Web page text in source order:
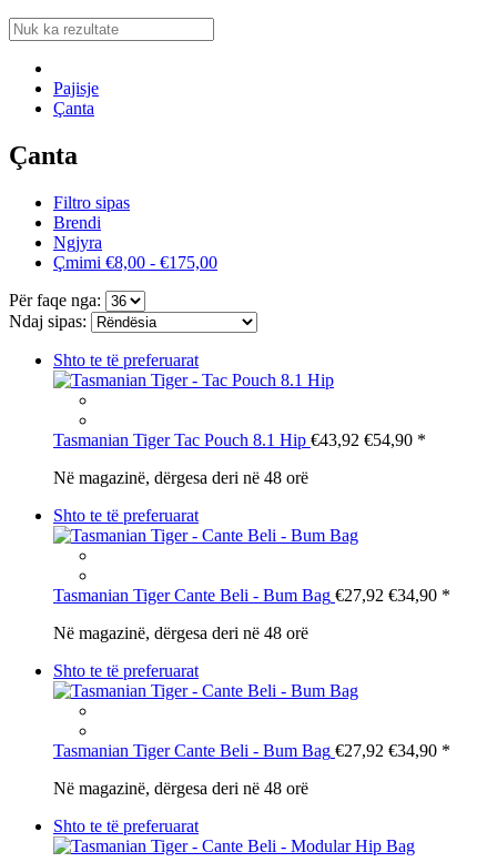
Pajisje
Çanta
Çanta
Filtro sipas
Brendi
Ngjyra
Çmimi €8,00 - €175,00
Për faqe nga:
Ndaj sipas:
Shto te të preferuarat
Tasmanian Tiger Tac Pouch 8.1 Hip €43,92 €54,90 *
Në magazinë, dërgesa deri në 48 orë
Shto te të preferuarat
Tasmanian Tiger Cante Beli - Bum Bag €27,92 €34,90 *
Në magazinë, dërgesa deri në 48 orë
Shto te të preferuarat
Tasmanian Tiger Cante Beli - Bum Bag €27,92 €34,90 *
Në magazinë, dërgesa deri në 48 orë
Shto te të preferuarat